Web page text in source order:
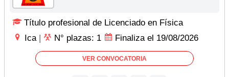
Título profesional de Licenciado en Física
Ica
N° plazas: 1 Finaliza el 19/08/2026
VER CONVOCATORIA